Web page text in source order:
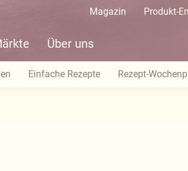
Magazin Produkt-
Über uns
Einfache Rezepte Rezept-